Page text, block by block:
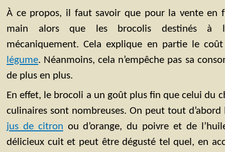
À ce propos, il faut savoir que pour la vente en
main alors que les brocolis destinés à
mécaniquement. Cela explique en partie le
légume. Néanmoins, cela n’empêche pas sa
de plus en plus.
En effet, le brocoli a un goût plus fin que celui du
culinaires sont nombreuses. On peut tout
jus de citron ou d’orange, du poivre et de
délicieux cuit et peut être dégusté tel quel, en